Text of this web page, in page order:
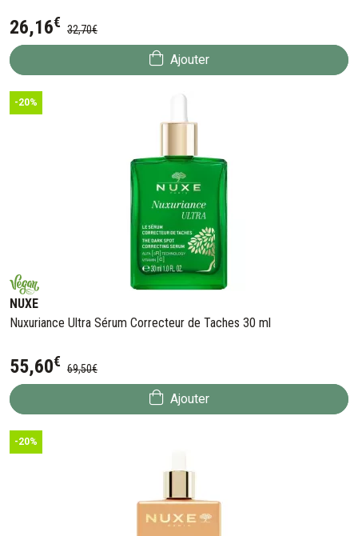
26,16€ 32,70€
Ajouter
-20%
NUXE
Nuxuriance Ultra Sérum Correcteur de Taches 30 ml
55,60€ 69,50€
Ajouter
-20%